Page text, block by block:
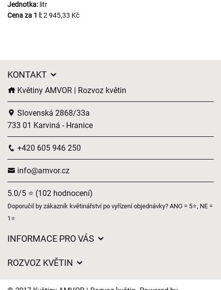
Jednotka: litr
Cena za 1 l:2 945,33 Kč
KONTAKT
Květiny AMVOR | Rozvoz květin
Slovenská 2868/33a
733 01 Karviná - Hranice
+420 605 946 250
info@amvor.cz
5.0/5 ⭐ (102 hodnocení)
Doporučil by zákazník květinářství po vyřízení objednávky? ANO = 5⭐, NE =
1⭐
INFORMACE PRO VÁS
Často kladené dotazy
ROZVOZ KVĚTIN